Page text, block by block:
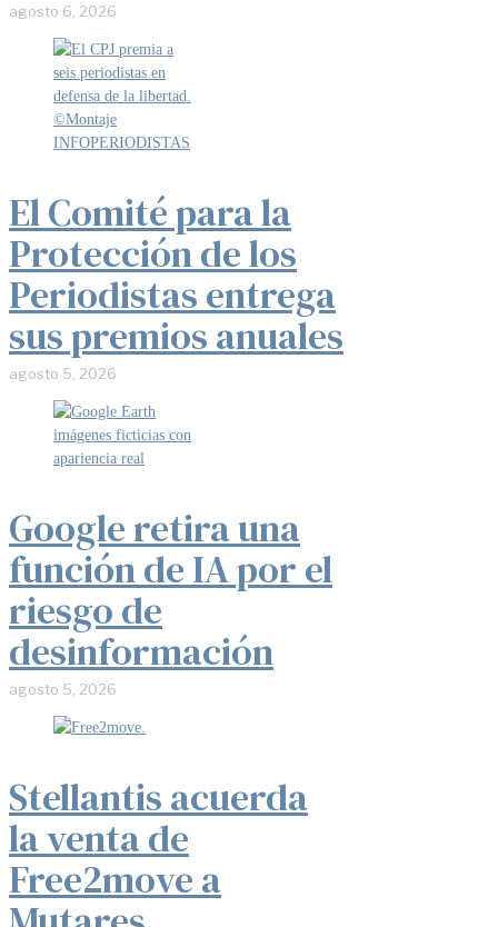
agosto 6, 2026
El Comité para la
Protección de los
Periodistas entrega
sus premios anuales
agosto 5, 2026
Google retira una
función de IA por el
riesgo de
desinformación
agosto 5, 2026
Stellantis acuerda
la venta de
Free2move a